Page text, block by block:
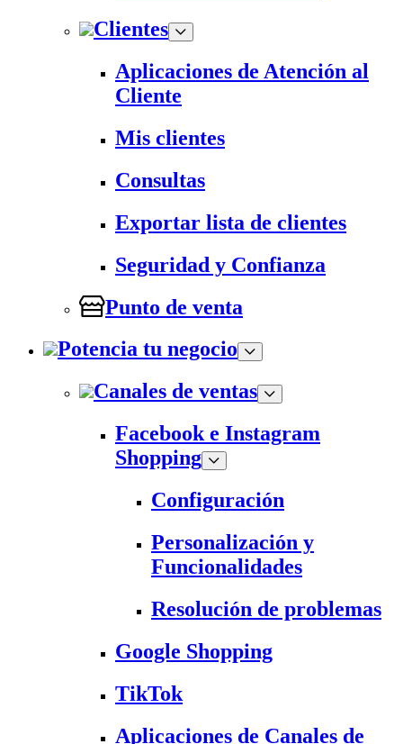
Clientes
Aplicaciones de Atención al
Cliente
Mis clientes
Consultas
Exportar lista de clientes
Seguridad y Confianza
Punto de venta
Potencia tu negocio
Canales de ventas
Facebook e Instagram
Shopping
Configuración
Personalización y
Funcionalidades
Resolución de problemas
Google Shopping
TikTok
Aplicaciones de Canales de